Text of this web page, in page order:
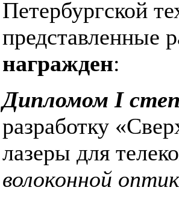
Петербургской
представленные
награжден:
Дипломом I
разработку
лазеры для
волоконной